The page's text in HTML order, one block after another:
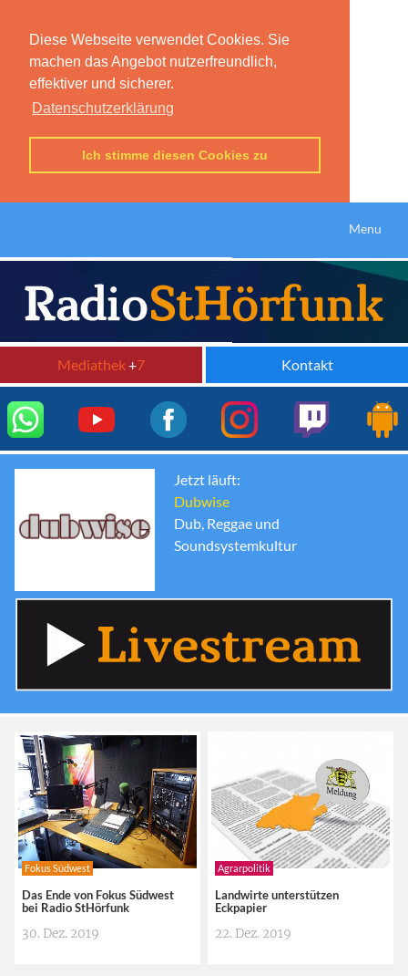
Diese Webseite verwendet Cookies. Sie
machen das Angebot nutzerfreundlich,
effektiver und sicherer.
Datenschutzerklärung
Ich stimme diesen Cookies zu
Menu
Mediathek+7 Kontakt
Jetzt läuft:
Dubwise
Dub, Reggae und
Soundsystemkultur
Fokus Südwest
Das Ende von Fokus Südwest
bei Radio StHörfunk
30. Dez. 2019
Agrarpolitik
Landwirte unterstützen
Eckpapier
22. Dez. 2019